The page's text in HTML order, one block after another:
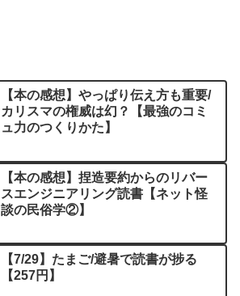
【本の感想】やっぱり伝え方も重要/
カリスマの権威は幻？【最強のコミ
ュ力のつくりかた】
【本の感想】捏造要約からのリバー
スエンジニアリング読書【ネット怪
談の民俗学②】
【7/29】たまご/避暑で読書が捗る
【257円】